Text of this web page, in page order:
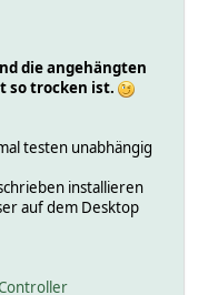
die angehängten
so trocken ist.
testen unabhängig
installieren
auf dem Desktop